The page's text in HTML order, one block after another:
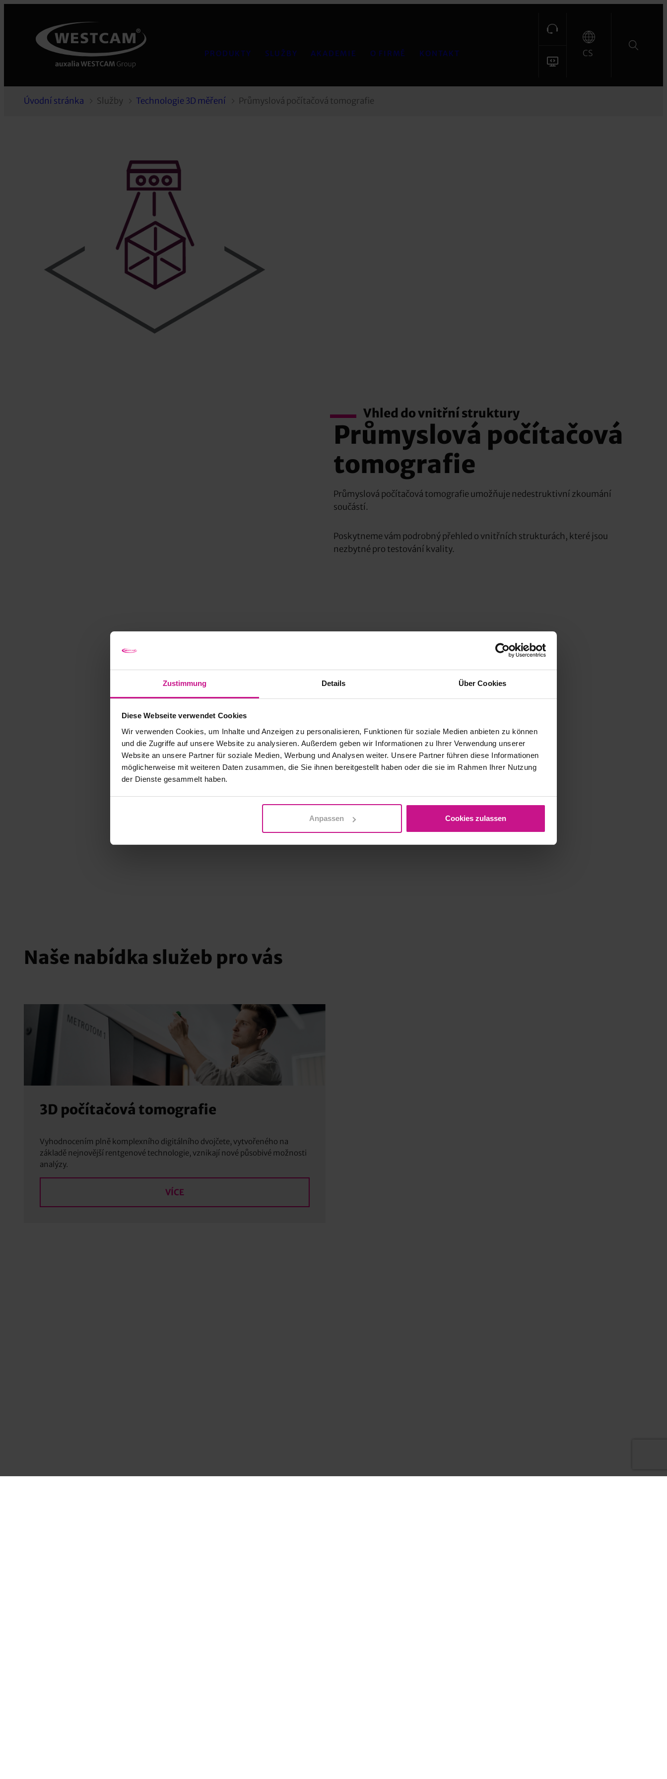
Zustimmung Details Über Cookies
Diese Webseite verwendet Cookies
Wir verwenden Cookies, um Inhalte und Anzeigen zu personalisieren, Funktionen für soziale Medien anbieten zu können
und die Zugriffe auf unsere Website zu analysieren. Außerdem geben wir Informationen zu Ihrer Verwendung unserer
Website an unsere Partner für soziale Medien, Werbung und Analysen weiter. Unsere Partner führen diese Informationen
möglicherweise mit weiteren Daten zusammen, die Sie ihnen bereitgestellt haben oder die sie im Rahmen Ihrer Nutzung
der Dienste gesammelt haben.
Anpassen Cookies zulassen
PRODUKTY SLUŽBY AKADEMIE O FIRMĚ KONTAKT CS
Úvodní stránka Služby Technologie 3D měření Průmyslová počítačová tomografie
Vhled do vnitřní struktury
Průmyslová počítačová
tomografie
Průmyslová počítačová tomografie umožňuje nedestruktivní zkoumání
součástí.
Poskytneme vám podrobný přehled o vnitřních strukturách, které jsou
nezbytné pro testování kvality.
Naše nabídka služeb pro vás
3D počítačová tomografie
Vyhodnocením plně komplexního digitálního dvojčete, vytvořeného na
základě nejnovější rentgenové technologie, vznikají nové působivé možnosti
analýzy.
VÍCE